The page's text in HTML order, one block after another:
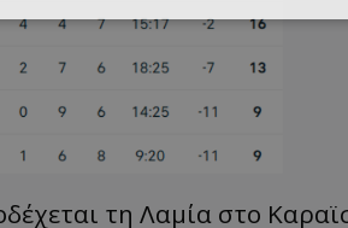
τη Λαμία στο